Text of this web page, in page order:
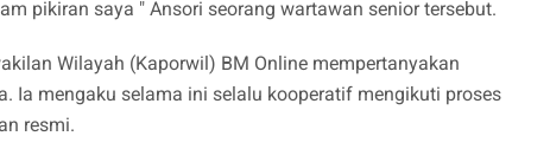
pikiran saya " Ansori seorang wartawan senior tersebut.
Wilayah (Kaporwil) BM Online mempertanyakan
Ia mengaku selama ini selalu kooperatif mengikuti proses
resmi.